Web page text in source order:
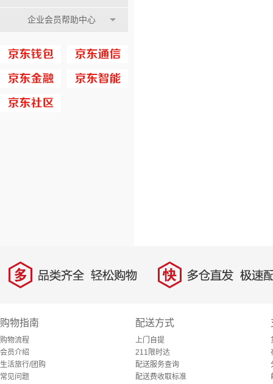
企业会员帮助中心
多 品类齐全，轻松购物 快 多仓直发，极速配
购物指南
购物流程
会员介绍
生活旅行/团购
常见问题
配送方式
上门自提
211限时达
配送服务查询
配送费收取标准